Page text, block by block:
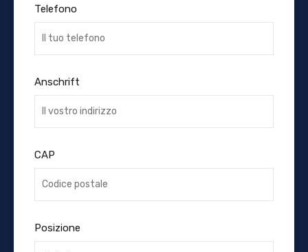
Telefono
Anschrift
CAP
Posizione